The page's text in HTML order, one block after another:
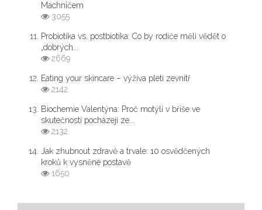
Machničem
3055
Probiotika vs. postbiotika: Co by rodiče měli vědět o
„dobrých...
2669
Eating your skincare – výživa pleti zevnitř
2142
Biochemie Valentýna: Proč motýli v břiše ve
skutečnosti pocházejí ze...
2132
Jak zhubnout zdravě a trvale: 10 osvědčených
kroků k vysněné postavě
1650